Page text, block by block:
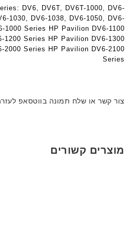
DV6, DV6T, DV6T-1000, DV6-
1030, DV6-1038, DV6-1050, DV6-
1000 Series HP Pavilion DV6-1100
1200 Series HP Pavilion DV6-1300
2000 Series HP Pavilion DV6-2100
Series
צור קשר או שלח תמונה בווטסאפ
מוצרים קשורים